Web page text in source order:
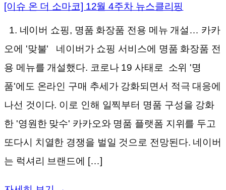
[이슈 온 더 소마코] 12월 4주차 뉴스클리핑
1. 네이버 쇼핑, 명품 화장품 전용 메뉴 개설… 카카
오에 '맞불' 네이버가 쇼핑 서비스에 명품 화장품 전
용 메뉴를 개설했다. 코로나 19 사태로 소위 '명
품'에도 온라인 구매 추세가 강화되면서 적극 대응에
나선 것이다. 이로 인해 일찍부터 명품 구성을 강화
한 '영원한 맞수' 카카오와 명품 플랫폼 지위를 두고
또다시 치열한 경쟁을 벌일 것으로 전망된다. 네이버
는 럭셔리 브랜드에 […]